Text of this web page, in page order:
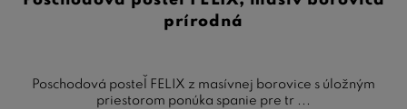
prírodná
Poschodová posteľ FELIX z masívnej borovice s úložným
priestorom ponúka spanie pre tr ...